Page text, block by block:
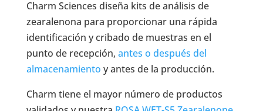
Charm Sciences diseña kits de análisis de
zearalenona para proporcionar una rápida
identificación y cribado de muestras en el
punto de recepción, antes o después del
almacenamiento y antes de la producción.
Charm tiene el mayor número de productos